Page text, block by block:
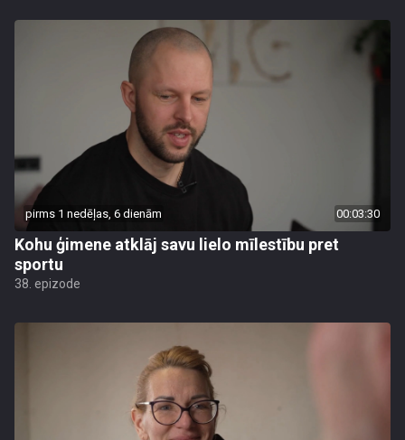
pirms 1 nedēļas, 6 dienām 00:03:30
Kohu ģimene atklāj savu lielo mīlestību pret
sportu
38. epizode